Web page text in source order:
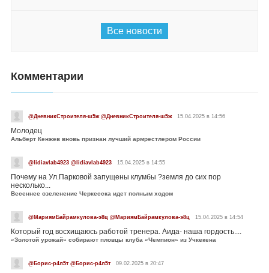
Все новости
Комментарии
@ДневникСтроителя-ш5ж @ДневникСтроителя-ш5ж 15.04.2025 в 14:56
Молодец
Альберт Кенжев вновь признан лучший армрестлером России
@lidiavlab4923 @lidiavlab4923 15.04.2025 в 14:55
Почему на Ул.Парковой запущены клумбы ?земля до сих пор
несколько...
Весеннее озеленение Черкесска идет полным ходом
@МариямБайрамкулова-э8ц @МариямБайрамкулова-э8ц 15.04.2025 в 14:54
Который год восхищаюсь работой тренера. Аида- наша гордость....
«Золотой урожай» собирают пловцы клуба «Чемпион» из Учкекена
@Борис-р4л5т @Борис-р4л5т 09.02.2025 в 20:47